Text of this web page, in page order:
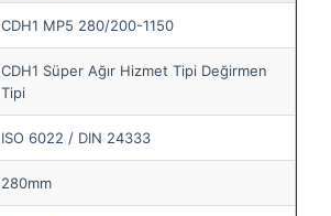
CDH1 MP5 280/200-1150
CDH1 Süper Ağır Hizmet Tipi Değirmen
Tipi
ISO 6022 / DIN 24333
280mm